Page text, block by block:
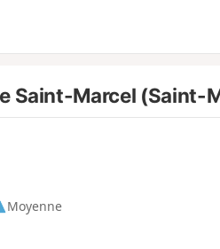
Saint-Marcel (Saint-
Moyenne